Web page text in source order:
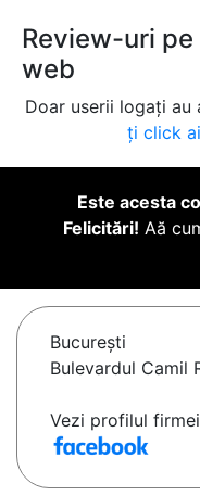
Review-uri
web
Doar userii logați au
ți click
Este acesta
Felicitări! Aă
Bucureşti
Bulevardul Camil
Vezi profilul